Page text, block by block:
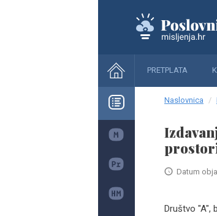
PRETPLATA
Naslovnica
Datum
Društvo "A",